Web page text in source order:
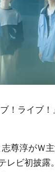
！ライブ
尊淳がＷ
レビ初披